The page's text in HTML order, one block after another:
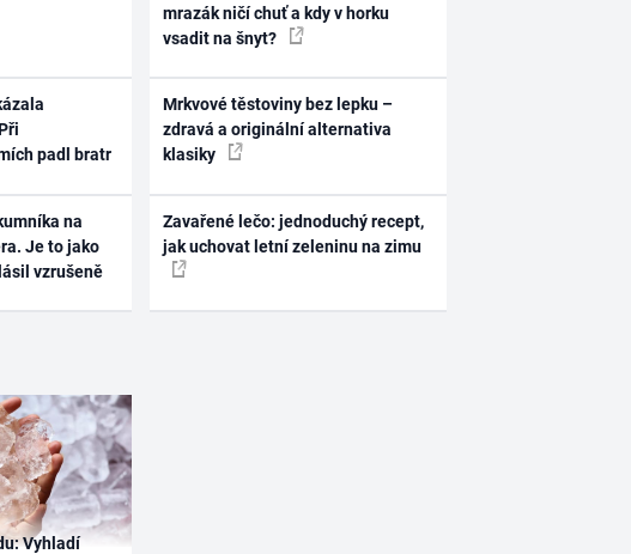
padl bratr
na
Je to jako
vzrušeně
mrazák ničí chuť a kdy v horku
vsadit na šnyt?
Mrkvové těstoviny bez lepku –
zdravá a originální alternativa
klasiky
Zavařené lečo: jednoduchý recept,
jak uchovat letní zeleninu na zimu
Vyhladí